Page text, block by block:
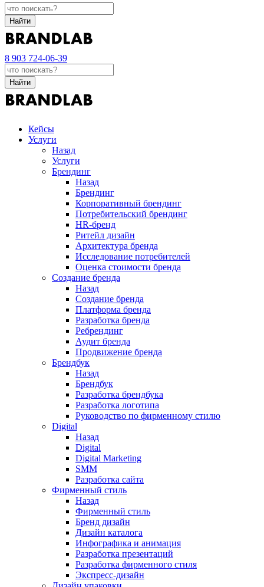
Найти
8 903 724-06-39
Найти
Кейсы
Услуги
Назад
Услуги
Брендинг
Назад
Брендинг
Корпоративный брендинг
Потребительский брендинг
НR-бренд
Ритейл дизайн
Архитектура бренда
Исследование потребителей
Оценка стоимости бренда
Создание бренда
Назад
Создание бренда
Платформа бренда
Разработка бренда
Ребрендинг
Аудит бренда
Продвижение бренда
Брендбук
Назад
Брендбук
Разработка брендбука
Разработка логотипа
Руководство по фирменному стилю
Digital
Назад
Digital
Digital Marketing
SMM
Разработка сайта
Фирменный стиль
Назад
Фирменный стиль
Бренд дизайн
Дизайн каталога
Инфографика и анимация
Разработка презентаций
Разработка фирменного стиля
Экспресс-дизайн